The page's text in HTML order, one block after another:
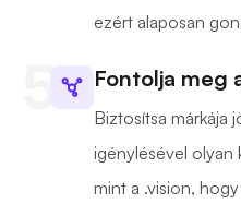
ezért alaposan
Fontolja meg
Biztosítsa márkája
igénylésével olyan
mint a .vision,